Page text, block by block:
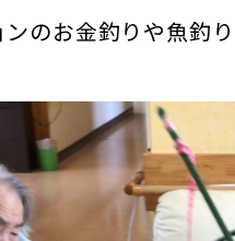
のお金釣りや魚釣